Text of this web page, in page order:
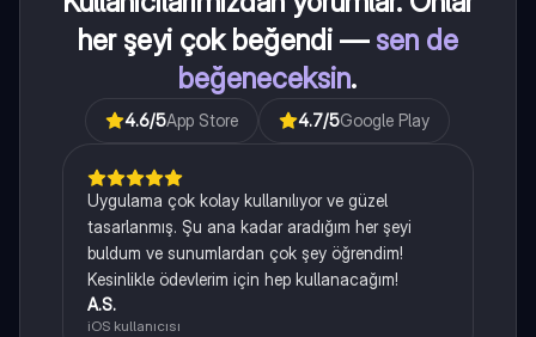
her şeyi çok beğendi — sen de
beğeneceksin.
4.6/5App Store 4.7/5Google Play
Uygulama çok kolay kullanılıyor ve güzel
tasarlanmış. Şu ana kadar aradığım her şeyi
buldum ve sunumlardan çok şey öğrendim!
Kesinlikle ödevlerim için hep kullanacağım!
A.S.
iOS kullanıcısı